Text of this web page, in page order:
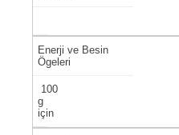
Enerji ve Besin
Ögeleri
100
g
için